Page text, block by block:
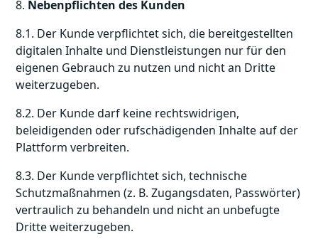
8. Nebenpflichten des Kunden
8.1. Der Kunde verpflichtet sich, die bereitgestellten
digitalen Inhalte und Dienstleistungen nur für den
eigenen Gebrauch zu nutzen und nicht an Dritte
weiterzugeben.
8.2. Der Kunde darf keine rechtswidrigen,
beleidigenden oder rufschädigenden Inhalte auf der
Plattform verbreiten.
8.3. Der Kunde verpflichtet sich, technische
Schutzmaßnahmen (z. B. Zugangsdaten, Passwörter)
vertraulich zu behandeln und nicht an unbefugte
Dritte weiterzugeben.